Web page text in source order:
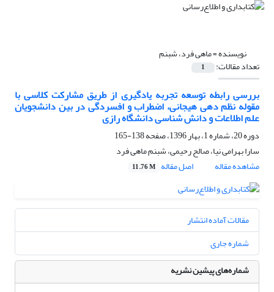
نویسنده =ماهی فرد، شبنم
تعداد مقالات: 1
بررسی رابطه توسعه تجربه یادگیری از طریق مشارکت کلاسی با
مقوله نظم دهی هیجانی، اضطراب و افسردگی در بین دانشجویان
علم اطلاعات و دانش شناسی دانشگاه رازی
دوره 20، شماره 1، بهار 1396، صفحه
138-165
سارا بهرامی نیا، صالح رحیمی، شبنم ماهی فرد
مشاهده مقاله
اصل مقاله 11.76 M
مقالات آماده انتشار
شماره جاری
شماره‌های پیشین نشریه